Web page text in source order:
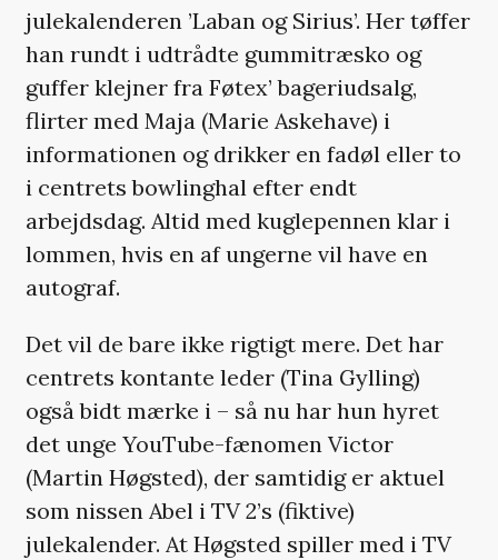
julekalenderen ’Laban og Sirius’. Her tøffer
han rundt i udtrådte gummitræsko og
guffer klejner fra Føtex’ bageriudsalg,
flirter med Maja (Marie Askehave) i
informationen og drikker en fadøl eller to
i centrets bowlinghal efter endt
arbejdsdag. Altid med kuglepennen klar i
lommen, hvis en af ungerne vil have en
autograf.
Det vil de bare ikke rigtigt mere. Det har
centrets kontante leder (Tina Gylling)
også bidt mærke i – så nu har hun hyret
det unge YouTube-fænomen Victor
(Martin Høgsted), der samtidig er aktuel
som nissen Abel i TV 2’s (fiktive)
julekalender. At Høgsted spiller med i TV